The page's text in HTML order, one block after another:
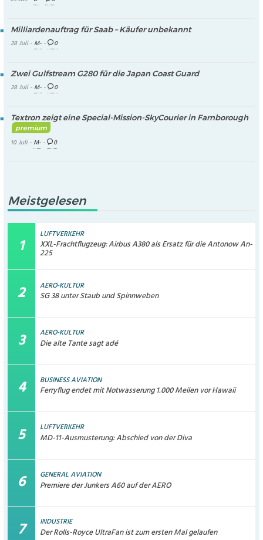
Milliardenauftrag für Saab – Käufer unbekannt
28 Juli -M-- 0
Zwei Gulfstream G280 für die Japan Coast Guard
28 Juli -M-- 0
Textron zeigt eine Special-Mission-SkyCourier in Farnborough
premium
10 Juli -M-- 0
Meistgelesen
LUFTVERKEHR
XXL-Frachtflugzeug: Airbus A380 als Ersatz für die Antonow An-
225
AERO-KULTUR
SG 38 unter Staub und Spinnweben
AERO-KULTUR
Die alte Tante sagt adé
BUSINESS AVIATION
Ferryflug endet mit Notwasserung 1.000 Meilen vor Hawaii
LUFTVERKEHR
MD-11-Ausmusterung: Abschied von der Diva
GENERAL AVIATION
Premiere der Junkers A60 auf der AERO
INDUSTRIE
Der Rolls-Royce UltraFan ist zum ersten Mal gelaufen